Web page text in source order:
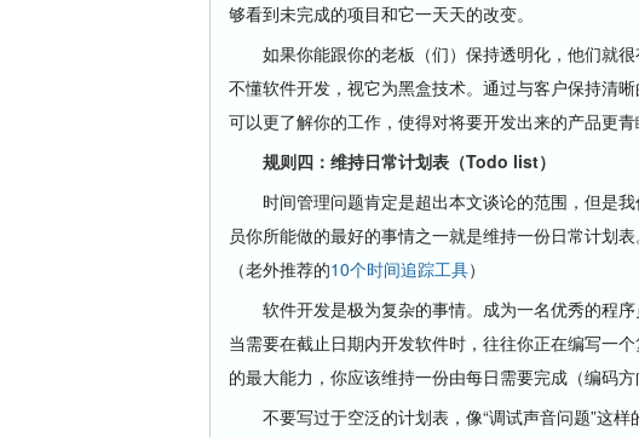
够看到未完成的项目和它一天天的改变。
如果你能跟你的老板（们）保持透明化，他们就很
不懂软件开发，视它为黑盒技术。通过与客户保持清
可以更了解你的工作，使得对将要开发出来的产品更青
规则四：维持日常计划表（Todo list）
时间管理问题肯定是超出本文谈论的范围，但是我
员你所能做的最好的事情之一就是维持一份日常计划
（老外推荐的10个时间追踪工具）
软件开发是极为复杂的事情。成为一名优秀的程序
当需要在截止日期内开发软件时，往往你正在编写一
的最大能力，你应该维持一份由每日需要完成（编码
不要写过于空泛的计划表，像“调试声音问题”这样